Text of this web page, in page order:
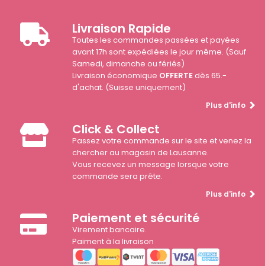
Livraison Rapide
Toutes les commandes passées et payées
avant 17h sont expédiées le jour même. (Sauf
Samedi, dimanche ou fériés)
Livraison économique OFFERTEdès 65.-
d'achat. (Suisse uniquement)
Plus d'info
Click & Collect
Passez votre commande sur le site et venez la
chercher au magasin de Lausanne.
Vous recevez un message lorsque votre
commande sera prête.
Plus d'info
Paiement et sécurité
Virement bancaire.
Paiment à la livraison